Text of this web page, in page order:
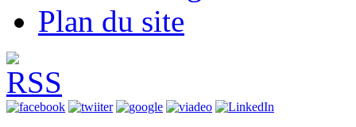
Plan du site